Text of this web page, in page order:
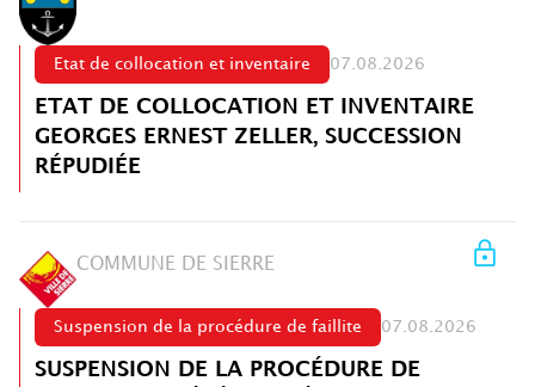
Etat de collocation et inventaire 07.08.2026
ETAT DE COLLOCATION ET INVENTAIRE
GEORGES ERNEST ZELLER, SUCCESSION
RÉPUDIÉE
COMMUNE DE SIERRE
Suspension de la procédure de faillite 07.08.2026
SUSPENSION DE LA PROCÉDURE DE